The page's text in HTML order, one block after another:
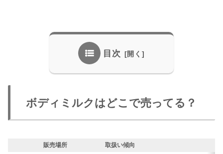
目次
ボディミルクはどこで売ってる？
販売場所
取扱い傾向